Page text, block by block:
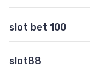
slot bet 100
slot88